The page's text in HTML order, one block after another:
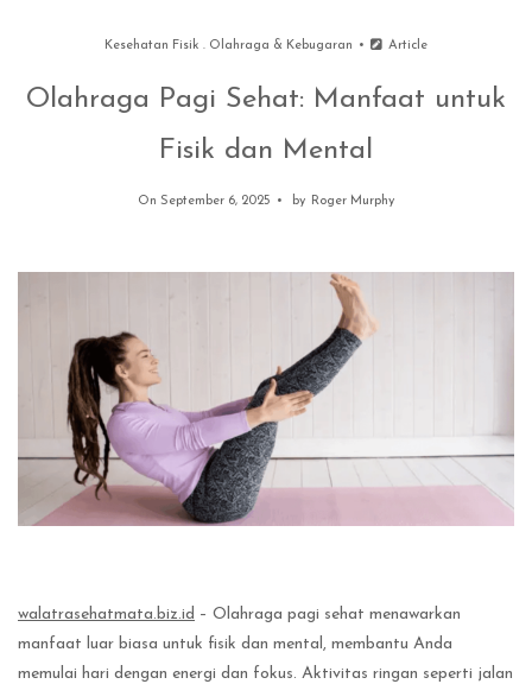
Kesehatan Fisik . Olahraga & Kebugaran Article
Olahraga Pagi Sehat: Manfaat untuk
Fisik dan Mental
On September 6, 2025 by Roger Murphy
walatrasehatmata.biz.id – Olahraga pagi sehat menawarkan
manfaat luar biasa untuk fisik dan mental, membantu Anda
memulai hari dengan energi dan fokus. Aktivitas ringan seperti jalan